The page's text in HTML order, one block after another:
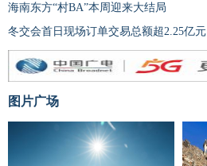
海南东方“村BA”本周迎来大结局
冬交会首日现场订单交易总额超2.25亿元
图片广场